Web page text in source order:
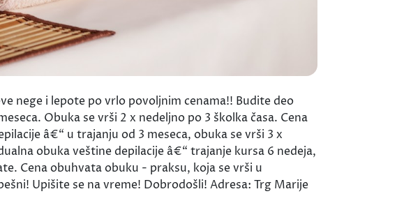
nege i lepote po vrlo povoljnim cenama!! Budite deo
Obuka se vrši 2 x nedeljno po 3 školka časa. Cena
â€“ u trajanju od 3 meseca, obuka se vrši 3 x
obuka veštine depilacije â€“ trajanje kursa 6 nedeja,
Cena obuhvata obuku - praksu, koja se vrši u
Upišite se na vreme! Dobrodošli! Adresa: Trg Marije